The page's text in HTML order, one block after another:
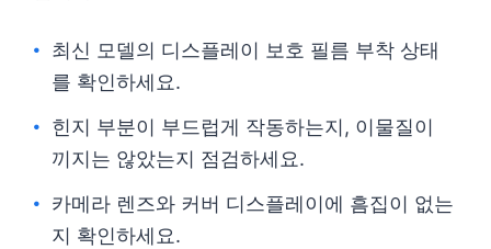
최신 모델의 디스플레이 보호 필름 부착 상태
를 확인하세요.
힌지 부분이 부드럽게 작동하는지, 이물질이
끼지는 않았는지 점검하세요.
카메라 렌즈와 커버 디스플레이에 흠집이 없는
지 확인하세요.